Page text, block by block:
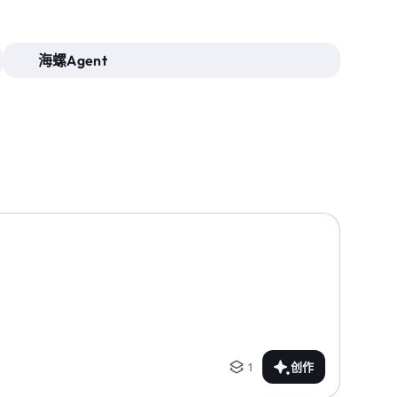
海螺Agent
1 创作